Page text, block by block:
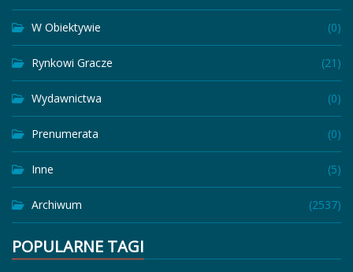
W Obiektywie (0)
Rynkowi Gracze (21)
Wydawnictwa (0)
Prenumerata (0)
Inne (5)
Archiwum (2537)
POPULARNE TAGI